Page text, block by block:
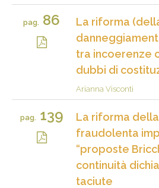
pag. 86
La riforma
tra incoerenze
dubbi di
Arianna Visconti
pag.139
La riforma
fraudolenta
“proposte
continuità
taciute